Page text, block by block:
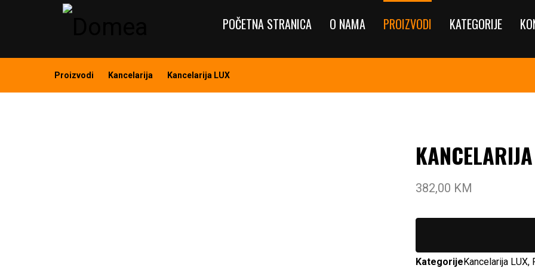
POČETNA STRANICA O NAMA PROIZVODI KATEGORIJE
Proizvodi Kancelarija Kancelarija LUX
382,00 KM
KategorijeKancelarija LUX,